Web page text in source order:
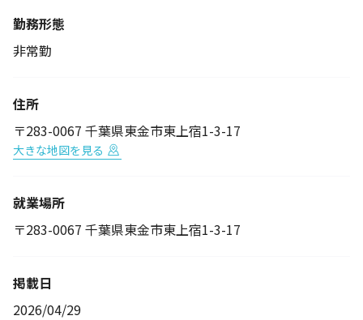
勤務形態
非常勤
住所
〒283-0067 千葉県東金市東上宿1-3-17
大きな地図を見る
就業場所
〒283-0067 千葉県東金市東上宿1-3-17
掲載日
2026/04/29